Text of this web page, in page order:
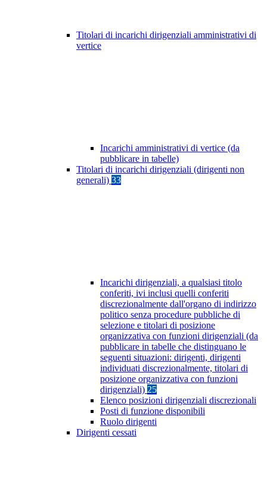
Titolari di incarichi dirigenziali amministrativi di
vertice
Incarichi amministrativi di vertice (da
pubblicare in tabelle)
Titolari di incarichi dirigenziali (dirigenti non
generali) 33
Incarichi dirigenziali, a qualsiasi titolo
conferiti, ivi inclusi quelli conferiti
discrezionalmente dall'organo di indirizzo
politico senza procedure pubbliche di
selezione e titolari di posizione
organizzativa con funzioni dirigenziali (da
pubblicare in tabelle che distinguano le
seguenti situazioni: dirigenti, dirigenti
individuati discrezionalmente, titolari di
posizione organizzativa con funzioni
dirigenziali) 25
Elenco posizioni dirigenziali discrezionali
Posti di funzione disponibili
Ruolo dirigenti
Dirigenti cessati